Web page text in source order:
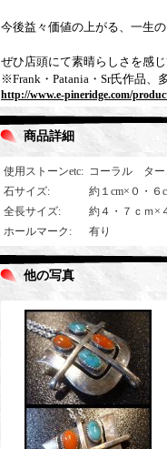
今後益々価値の上がる、一生
ぜひ店頭にて素晴らしさを感
※Frank・Patania・Sr氏作品、
http://www.e-pineridge.com/
商品詳細
使用ストーンetc: コーラル ター
石サイズ:
約１cm×０・６
全長サイズ:
約４・７ｃｍ×
ホールマーク : 有り
他の写真